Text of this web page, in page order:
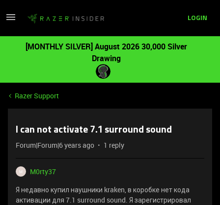
LOGIN
[MONTHLY SILVER] August 2026 30,000 Silver
Drawing
Razer Support
I can not activate 7.1 surround sound
Forum|Forum|6 years ago 1 reply
M
M0rty37
Я недавно купил наушники kraken, в коробке нет кода
активации для 7.1 surround sound. Я зарегистрировал